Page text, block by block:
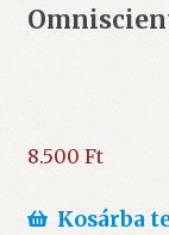
8.500 Ft
Kosárba